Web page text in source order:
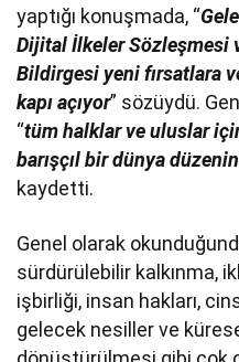
yaptığı konuşmada, “
Dijital İlkeler Sözleşmesi
Bildirgesi yeni fırsatlara
kapı açıyor” sözüydü.
“tüm halklar ve uluslar
barışçıl bir dünya
kaydetti.
Genel olarak
sürdürülebilir kalkınma,
işbirliği, insan hakları,
gelecek nesiller ve